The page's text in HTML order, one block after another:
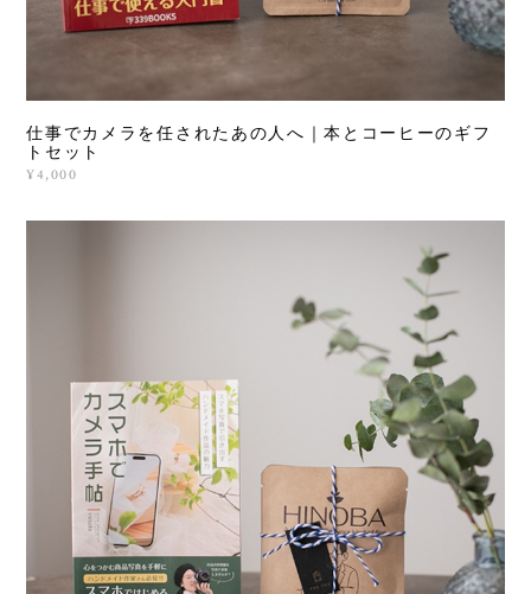
仕事でカメラを任されたあの人へ｜本とコーヒーのギフ
トセット
¥4,000